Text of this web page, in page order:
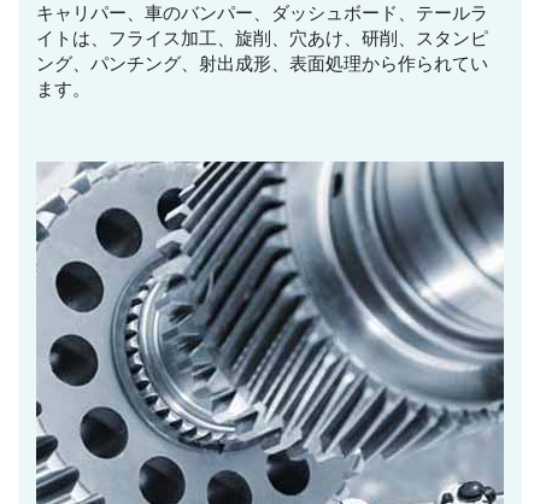
キャリパー、車のバンパー、ダッシュボード、テールラ
イトは、フライス加工、旋削、穴あけ、研削、スタンピ
ング、パンチング、射出成形、表面処理から作られてい
ます。